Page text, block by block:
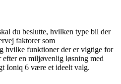
du beslutte, hvilken type bil der
faktorer som
hvilke funktioner der er vigtige for
en miljøvenlig løsning med
Ioniq 6 være et ideelt valg.